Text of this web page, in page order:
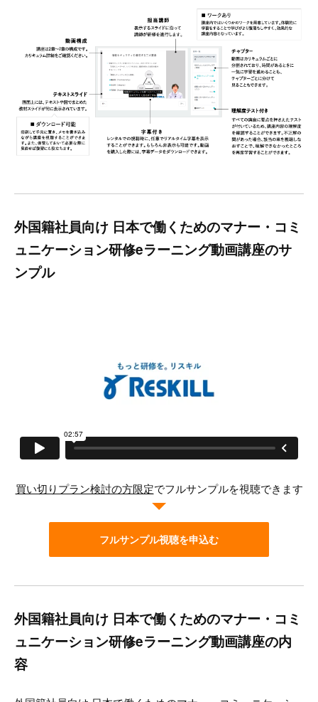
外国籍社員向け 日本で働くためのマナー・コミ
ュニケーション研修eラーニング動画講座のサ
ンプル
買い切りプラン検討の方限定でフルサンプルを視聴できます
フルサンプル視聴を申込む
外国籍社員向け 日本で働くためのマナー・コミ
ュニケーション研修eラーニング動画講座の内
容